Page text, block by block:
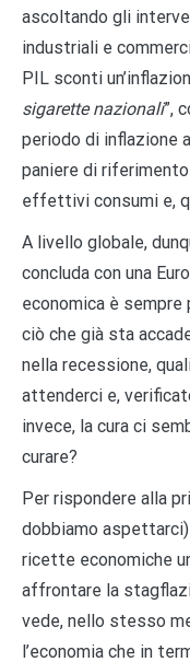
ascoltando gli
industriali e
PIL sconti
sigarette nazionali”,
periodo di inflazione
paniere di
effettivi consumi e,
A livello globale,
concluda con una
economica è sempre
ciò che già sta
nella recessione,
attenderci e,
invece, la cura ci
curare?
Per rispondere alla
dobbiamo
ricette economiche
affrontare la
vede, nello stesso
l’economia che in